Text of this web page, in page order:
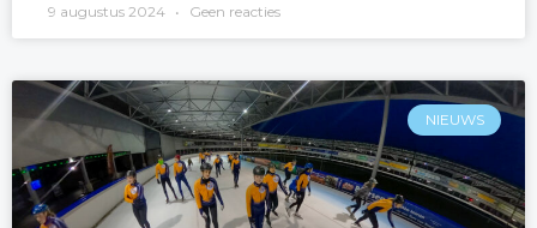
9 augustus 2024 Geen reacties
NIEUWS